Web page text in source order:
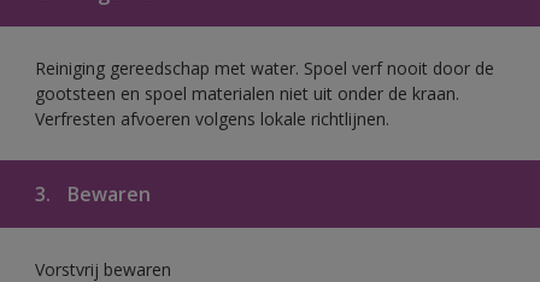
Reiniging gereedschap met water. Spoel verf nooit door de
gootsteen en spoel materialen niet uit onder de kraan.
Verfresten afvoeren volgens lokale richtlijnen.
3. Bewaren
Vorstvrij bewaren